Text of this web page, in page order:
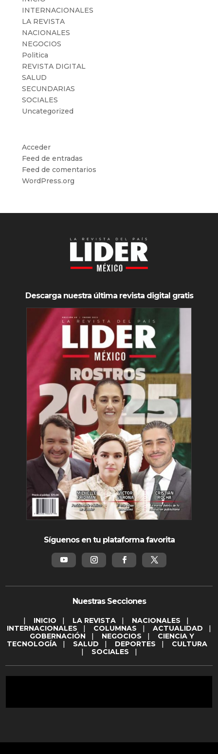
INTERNACIONALES
LA REVISTA
NACIONALES
NEGOCIOS
Politica
REVISTA DIGITAL
SALUD
SECUNDARIAS
SOCIALES
Uncategorized
Acceder
Feed de entradas
Feed de comentarios
WordPress.org
Descarga nuestra última revista digital gratis
Síguenos en tu plataforma favorita
Nuestras Secciones
| INICIO | LA REVISTA | NACIONALES |
INTERNACIONALES | COLUMNAS | ACTUALIDAD |
GOBERNACIÓN | NEGOCIOS | CIENCIA Y
TECNOLOGÍA | SALUD | DEPORTES | CULTURA
| SOCIALES |